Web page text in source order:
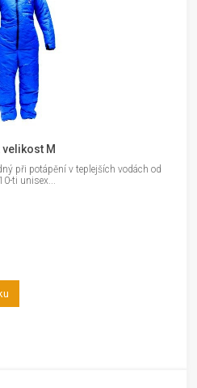
M
při potápění v teplejších vodách od
ti unisex...